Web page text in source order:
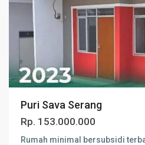
Puri Sava Serang
Rp. 153.000.000
Rumah minimal bersubsidi